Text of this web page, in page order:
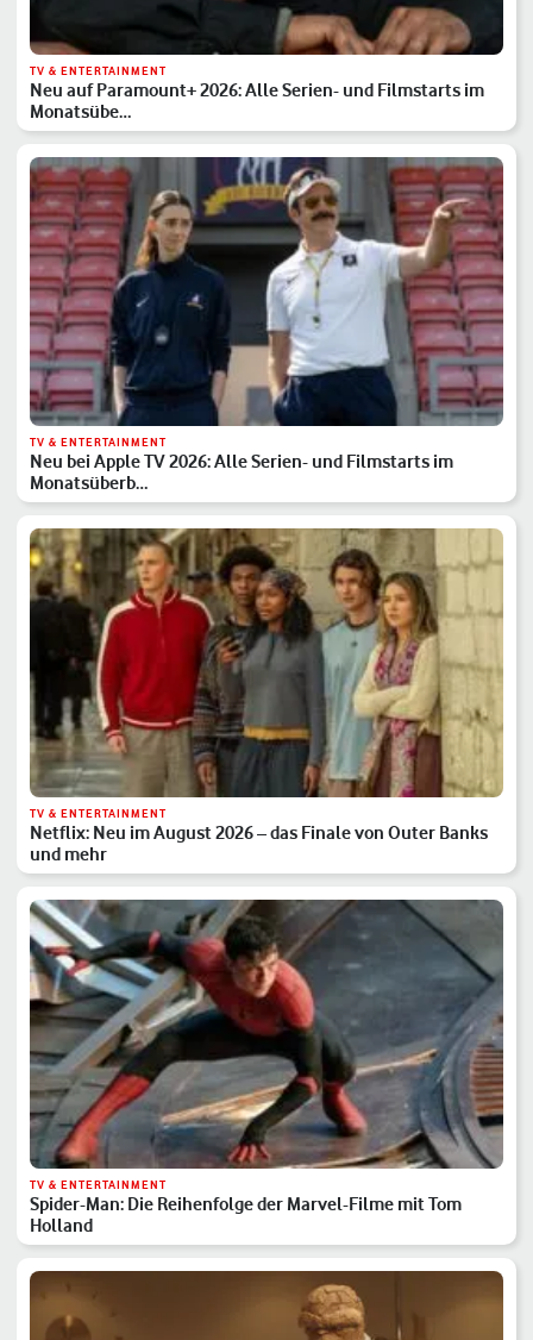
TV & ENTERTAINMENT
Neu auf Paramount+ 2026: Alle Serien- und Filmstarts im
Monatsübe…
TV & ENTERTAINMENT
Neu bei Apple TV 2026: Alle Serien- und Filmstarts im
Monatsüberb…
TV & ENTERTAINMENT
Netflix: Neu im August 2026 – das Finale von Outer Banks
und mehr
TV & ENTERTAINMENT
Spider-Man: Die Reihenfolge der Marvel-Filme mit Tom
Holland